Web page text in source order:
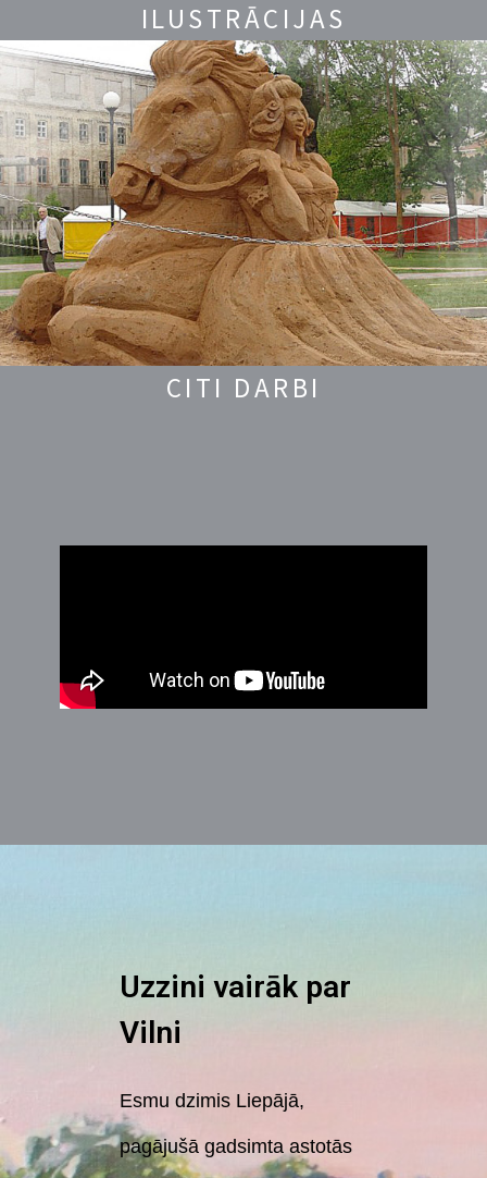
ILUSTRĀCIJAS
CITI DARBI
Uzzini vairāk par
Vilni
Esmu dzimis Liepājā,
pagājušā gadsimta astotās